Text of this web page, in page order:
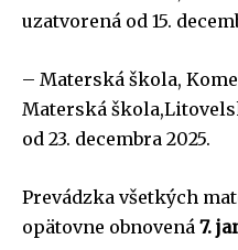
uzatvorená od 15.
– Materská škola,
Materská
od 23. decembra 2025.
Prevádzka všetkých
opätovne obnovená 7.